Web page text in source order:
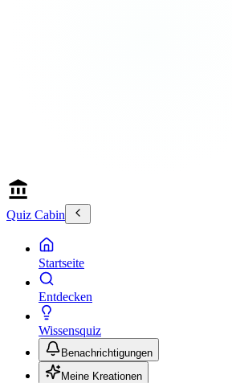
Quiz Cabin
Startseite
Entdecken
Wissensquiz
Benachrichtigungen
Meine Kreationen